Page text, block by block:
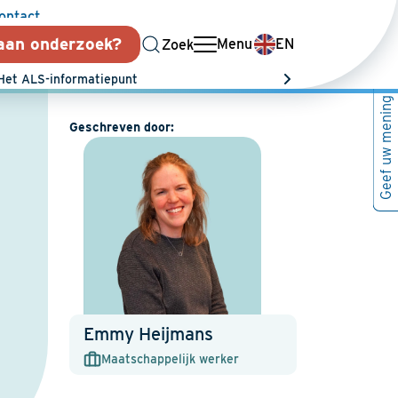
onderzoek? Zoek Menu EN
Switch
to
ALS-informatiepunt
Geschreven door:
Emmy Heijmans
Maatschappelijk werker
Geef uw mening